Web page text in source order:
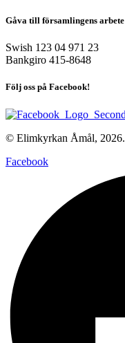
Gåva till församlingens arbete
Swish 123 04 971 23
Bankgiro 415-8648
Följ oss på Facebook!
© Elimkyrkan Åmål, 2026.
Facebook